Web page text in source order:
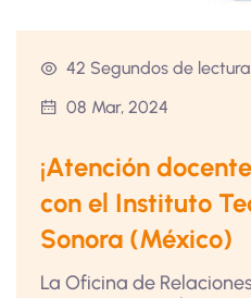
42 Segundos de lectura
08 Mar, 2024
¡Atención
con el Instituto
Sonora (México)
La Oficina de